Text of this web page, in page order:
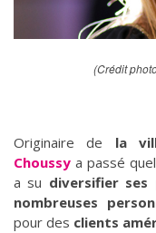
(Crédit
Originaire de la
Choussy a passé
a su diversifier
nombreuses
pour des clients